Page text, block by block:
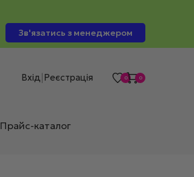
Зв'язатись з менеджером
Вхід Реєстрація 0 0
Прайс-каталог